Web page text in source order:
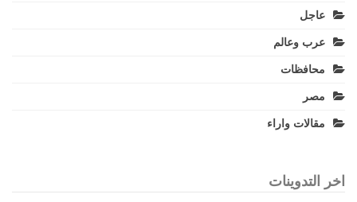
عاجل
عرب وعالم
محافظات
مصر
مقالات واراء
اخر التدوينات